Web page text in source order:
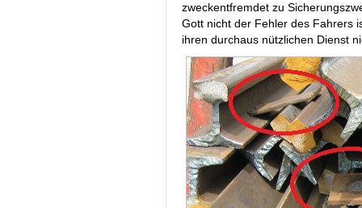
zweckentfremdet zu
Gott nicht der Fehler des Fahrers
ihren durchaus nützlichen Dienst